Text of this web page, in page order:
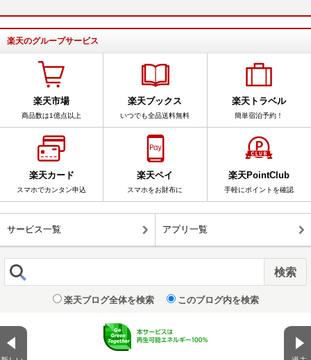
楽天のグループサービス
楽天市場
商品数は1億点以上
楽天ブックス
いつでも全品送料無料
楽天トラベル
簡単宿泊予約！
楽天カード
スマホでカンタン申込
楽天ペイ
スマホをお財布に
楽天PointClub
手軽にポイントを確認
サービス一覧 アプリ一覧
楽天ブログ全体を検索 このブログ内を検索